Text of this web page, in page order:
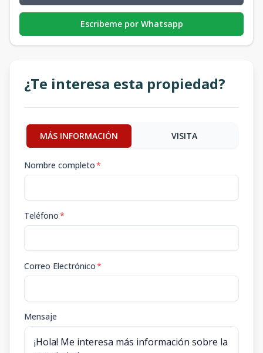
Escribeme por Whatsapp
¿Te interesa esta propiedad?
MÁS INFORMACIÓN VISITA
Nombre completo*
Teléfono*
Correo Electrónico*
Mensaje